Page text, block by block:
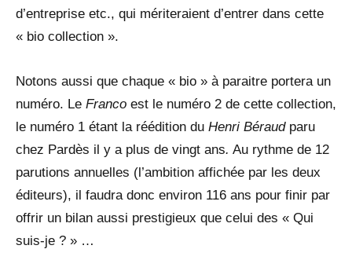
d’entreprise etc., qui mériteraient d’entrer dans cette
« bio collection ».
Notons aussi que chaque « bio » à paraitre portera un
numéro. Le Franco est le numéro 2 de cette collection,
le numéro 1 étant la réédition du Henri Béraud paru
chez Pardès il y a plus de vingt ans. Au rythme de 12
parutions annuelles (l’ambition affichée par les deux
éditeurs), il faudra donc environ 116 ans pour finir par
offrir un bilan aussi prestigieux que celui des « Qui
suis-je ? » …